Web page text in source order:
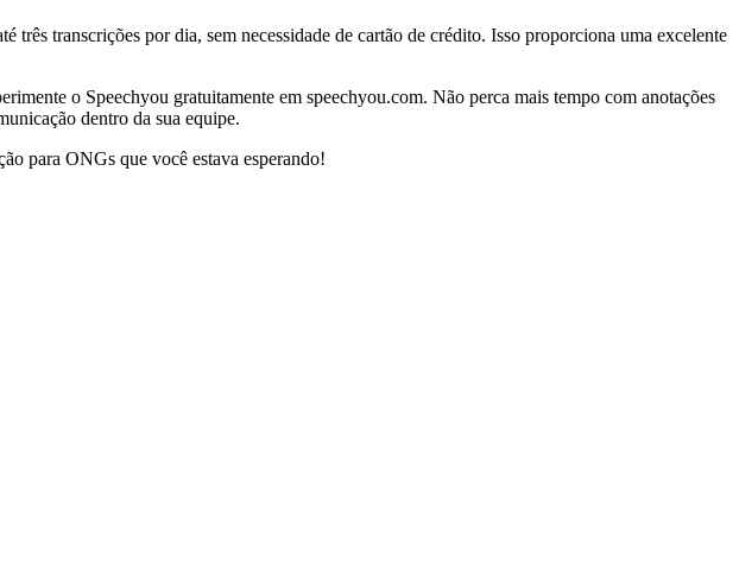
transcrições por dia, sem necessidade de cartão de crédito. Isso proporciona uma excelente
o Speechyou gratuitamente em speechyou.com. Não perca mais tempo com anotações
dentro da sua equipe.
para ONGs que você estava esperando!